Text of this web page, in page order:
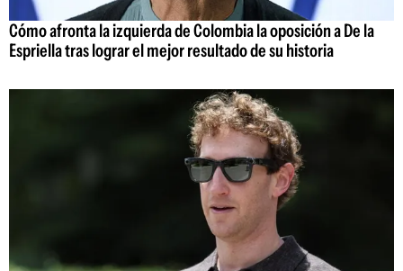
Cómo afronta la izquierda de Colombia la oposición a De la
Espriella tras lograr el mejor resultado de su historia